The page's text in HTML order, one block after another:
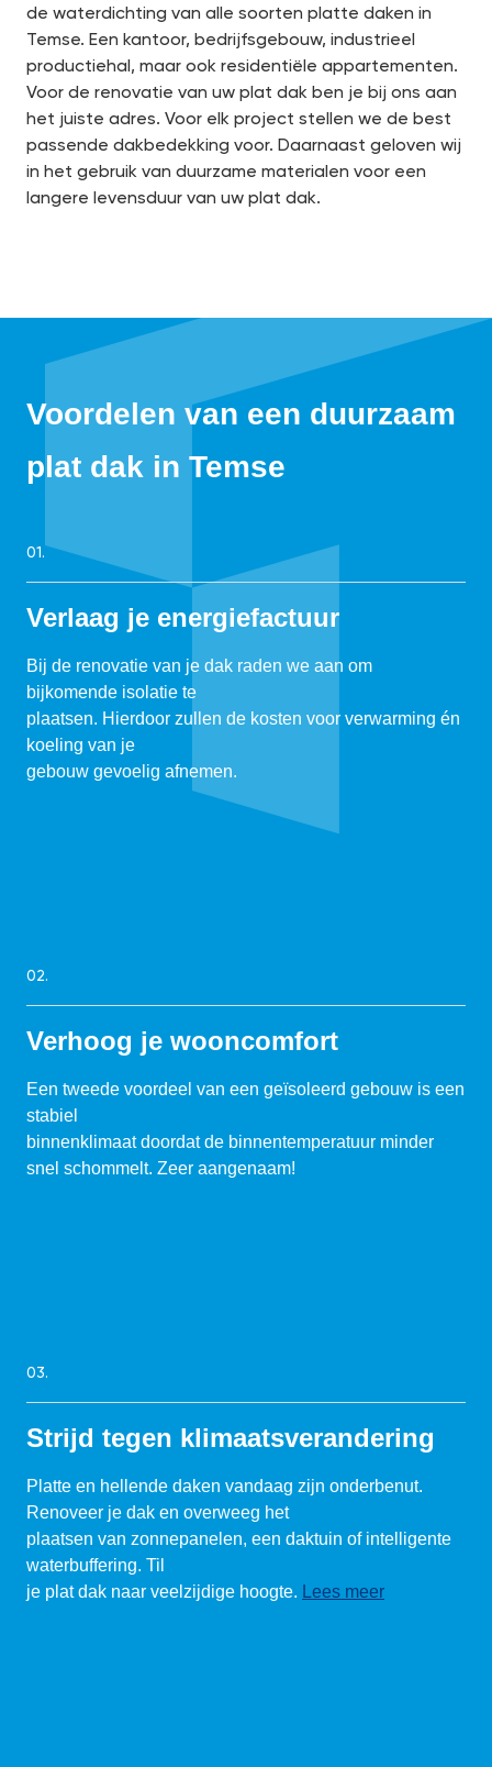
de waterdichting van alle soorten platte daken in
Temse. Een kantoor, bedrijfsgebouw, industrieel
productiehal, maar ook residentiële appartementen.
Voor de renovatie van uw plat dak ben je bij ons aan
het juiste adres. Voor elk project stellen we de best
passende dakbedekking voor. Daarnaast geloven wij
in het gebruik van duurzame materialen voor een
langere levensduur van uw plat dak.
Voordelen van een duurzaam
plat dak in Temse
01.
Verlaag je energiefactuur
Bij de renovatie van je dak raden we aan om
bijkomende isolatie te
plaatsen. Hierdoor zullen de kosten voor verwarming én
koeling van je
gebouw gevoelig afnemen.
02.
Verhoog je wooncomfort
Een tweede voordeel van een geïsoleerd gebouw is een
stabiel
binnenklimaat doordat de binnentemperatuur minder
snel schommelt. Zeer aangenaam!
03.
Strijd tegen klimaatsverandering
Platte en hellende daken vandaag zijn onderbenut.
Renoveer je dak en overweeg het
plaatsen van zonnepanelen, een daktuin of intelligente
waterbuffering. Til
je plat dak naar veelzijdige hoogte.
Lees meer